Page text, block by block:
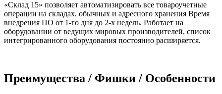
«Склад 15» позволяет автоматизировать все товароучетные
операции на складах, обычных и адресного хранения Время
внедрения ПО от 1-го дня до 2-х недель. Работает на
оборудовании от ведущих мировых производителей, список
интегрированного оборудования постоянно расширяется.
Преимущества / Фишки / Особенности